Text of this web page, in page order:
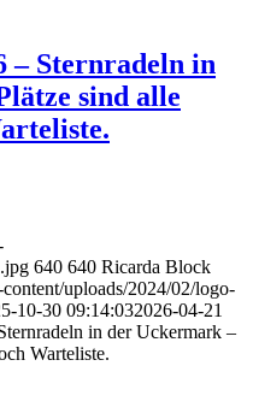
– Sternradeln in
sind alle
640 640 Ricarda Block
uploads/2024/02/logo-
10-30 09:14:032026-04-21
in der Uckermark –
Warteliste.